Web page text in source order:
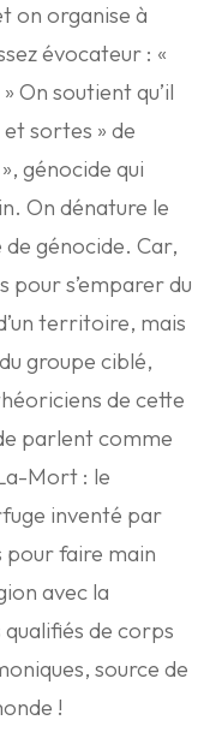
on organise à
évocateur : «
» On soutient qu’il
sortes » de
génocide qui
On dénature le
génocide. Car,
pour s’emparer du
territoire, mais
groupe ciblé,
de cette
parlent comme
Mort : le
inventé par
pour faire main
avec la
qualifiés de corps
source de
!